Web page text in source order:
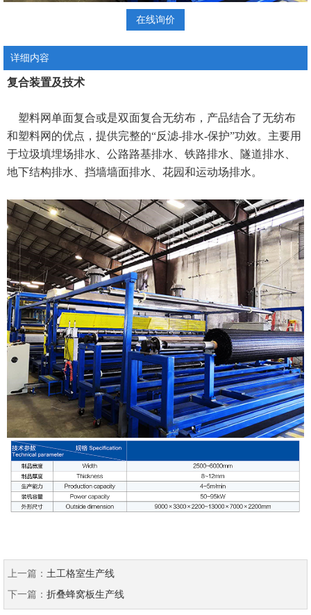
在线询价
详细内容
复合装置及技术
塑料网单面复合或是双面复合无纺布，产品结合了无纺布
和塑料网的优点，提供完整的“反滤-排水-保护”功效。主要用
于垃圾填埋场排水、公路路基排水、铁路排水、隧道排水、
地下结构排水、挡墙墙面排水、花园和运动场排水。
上一篇： 土工格室生产线
下一篇： 折叠蜂窝板生产线